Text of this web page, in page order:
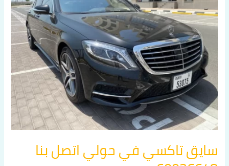
سايق تاكسي في حولي اتصل بنا
حولي
اتصل
60036648